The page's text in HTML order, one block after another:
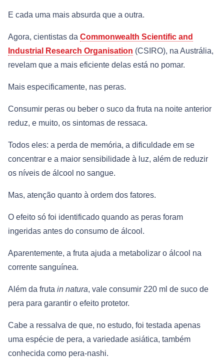
E cada uma mais absurda que a outra.
Agora, cientistas da Commonwealth Scientific and
Industrial Research Organisation (CSIRO), na Austrália,
revelam que a mais eficiente delas está no pomar.
Mais especificamente, nas peras.
Consumir peras ou beber o suco da fruta na noite anterior
reduz, e muito, os sintomas de ressaca.
Todos eles: a perda de memória, a dificuldade em se
concentrar e a maior sensibilidade à luz, além de reduzir
os níveis de álcool no sangue.
Mas, atenção quanto à ordem dos fatores.
O efeito só foi identificado quando as peras foram
ingeridas antes do consumo de álcool.
Aparentemente, a fruta ajuda a metabolizar o álcool na
corrente sanguínea.
Além da fruta in natura, vale consumir 220 ml de suco de
pera para garantir o efeito protetor.
Cabe a ressalva de que, no estudo, foi testada apenas
uma espécie de pera, a variedade asiática, também
conhecida como pera-nashi.